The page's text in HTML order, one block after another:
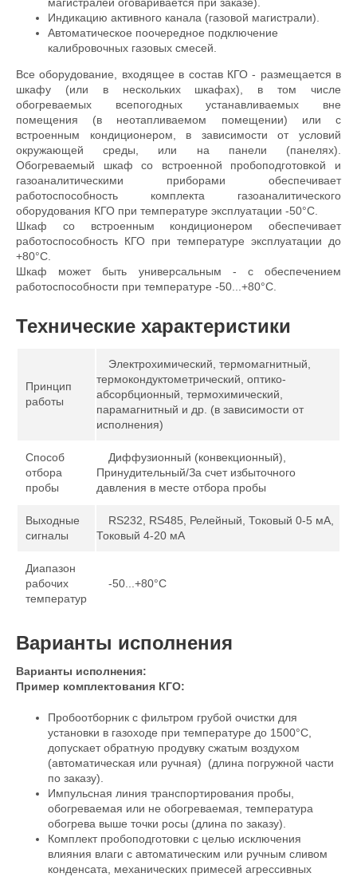
магистралей оговаривается при заказе).
Индикацию активного канала (газовой магистрали).
Автоматическое поочередное подключение
калибровочных газовых смесей.
Все оборудование, входящее в состав КГО - размещается в
шкафу (или в нескольких шкафах), в том числе
обогреваемых всепогодных устанавливаемых вне
помещения (в неотапливаемом помещении) или с
встроенным кондиционером, в зависимости от условий
окружающей среды, или на панели (панелях).
Обогреваемый шкаф со встроенной пробоподготовкой и
газоаналитическими приборами обеспечивает
работоспособность комплекта газоаналитического
оборудования КГО при температуре эксплуатации -50°С.
Шкаф со встроенным кондиционером обеспечивает
работоспособность КГО при температуре эксплуатации до
+80°С.
Шкаф может быть универсальным - с обеспечением
работоспособности при температуре -50...+80°С.
Технические характеристики
Принцип
работы
Электрохимический, термомагнитный,
термокондуктометрический, оптико-
абсорбционный, термохимический,
парамагнитный и др. (в зависимости от
исполнения)
Способ
отбора
пробы
Диффузионный (конвекционный),
Принудительный/За счет избыточного
давления в месте отбора пробы
Выходные
сигналы
RS232, RS485, Релейный, Токовый 0-5 мА,
Токовый 4-20 мА
Диапазон
рабочих
температур
-50...+80°С
Варианты исполнения
Варианты исполнения:
Пример комплектования КГО:
Пробоотборник с фильтром грубой очистки для
установки в газоходе при температуре до 1500°С,
допускает обратную продувку сжатым воздухом
(автоматическая или ручная) (длина погружной части
по заказу).
Импульсная линия транспортирования пробы,
обогреваемая или не обогреваемая, температура
обогрева выше точки росы (длина по заказу).
Комплект пробоподготовки с целью исключения
влияния влаги с автоматическим или ручным сливом
конденсата, механических примесей агрессивных